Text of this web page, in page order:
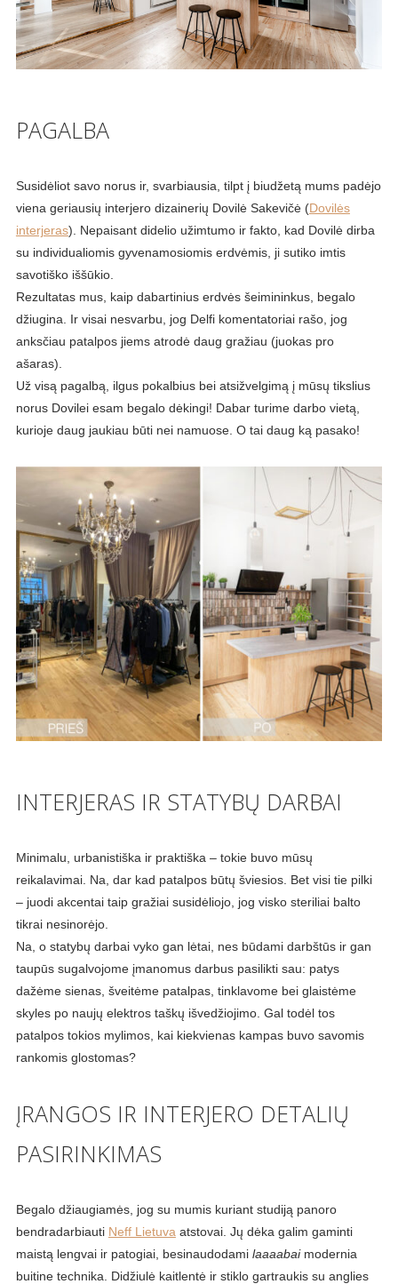
PAGALBA
Susidėliot savo norus ir, svarbiausia, tilpt į biudžetą mums padėjo
viena geriausių interjero dizainerių Dovilė Sakevičė (Dovilės
interjeras). Nepaisant didelio užimtumo ir fakto, kad Dovilė dirba
su individualiomis gyvenamosiomis erdvėmis, ji sutiko imtis
savotiško iššūkio.
Rezultatas mus, kaip dabartinius erdvės šeimininkus, begalo
džiugina. Ir visai nesvarbu, jog Delfi komentatoriai rašo, jog
anksčiau patalpos jiems atrodė daug gražiau (juokas pro
ašaras).
Už visą pagalbą, ilgus pokalbius bei atsižvelgimą į mūsų tikslius
norus Dovilei esam begalo dėkingi! Dabar turime darbo vietą,
kurioje daug jaukiau būti nei namuose. O tai daug ką pasako!
INTERJERAS IR STATYBŲ DARBAI
Minimalu, urbanistiška ir praktiška – tokie buvo mūsų
reikalavimai. Na, dar kad patalpos būtų šviesios. Bet visi tie pilki
– juodi akcentai taip gražiai susidėliojo, jog visko steriliai balto
tikrai nesinorėjo.
Na, o statybų darbai vyko gan lėtai, nes būdami darbštūs ir gan
taupūs sugalvojome įmanomus darbus pasilikti sau: patys
dažėme sienas, šveitėme patalpas, tinklavome bei glaistėme
skyles po naujų elektros taškų išvedžiojimo. Gal todėl tos
patalpos tokios mylimos, kai kiekvienas kampas buvo savomis
rankomis glostomas?
ĮRANGOS IR INTERJERO DETALIŲ
PASIRINKIMAS
Begalo džiaugiamės, jog su mumis kuriant studiją panoro
bendradarbiauti Neff Lietuva atstovai. Jų dėka galim gaminti
maistą lengvai ir patogiai, besinaudodami laaaabaimodernia
buitine technika. Didžiulė kaitlentė ir stiklo gartraukis su anglies